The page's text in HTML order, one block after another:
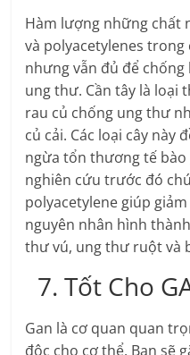
Hàm lượng những chất
và polyacetylenes
nhưng vẫn đủ để chống
ung thư. Cần tây là loại
rau củ chống ung thư
củ cải. Các loại cây này
ngừa tổn thương tế bào
nghiên cứu trước đó
polyacetylene giúp
nguyên nhân hình
thư vú, ung thư ruột và
7. Tốt Cho
Gan là cơ quan quan
độc cho cơ thể. Bạn sẽ